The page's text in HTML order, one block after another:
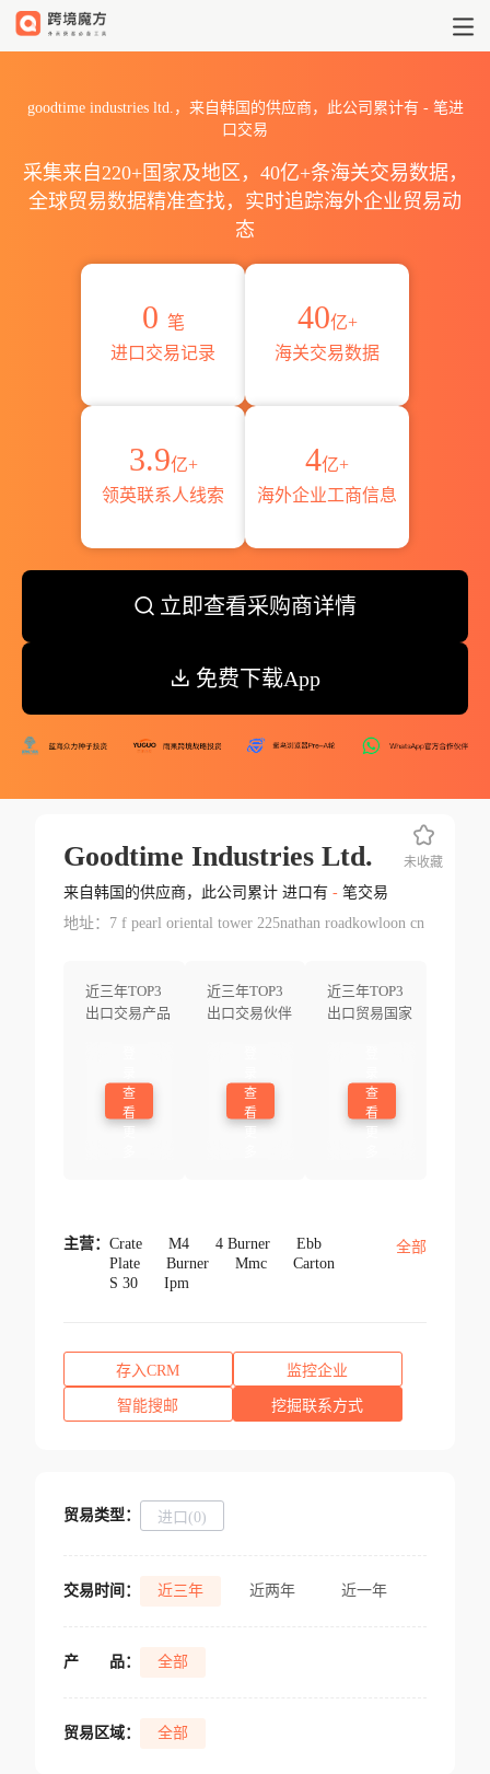
goodtime industries ltd.，来自韩国的供应商，此公司累计有 -笔进
口交易
采集来自220+国家及地区，40亿+条海关交易数据，
全球贸易数据精准查找，实时追踪海外企业贸易动
态
0 笔
进口交易记录
40亿+
海关交易数据
3.9亿+
领英联系人线索
4亿+
海外企业工商信息
立即查看采购商详情
免费下载App
Goodtime Industries Ltd.
来自韩国的供应商，此公司累计 进口有 -笔交易
地址：7 f pearl oriental tower 225nathan roadkowloon cn
近三年TOP3
出口交易产品
查
看
近三年TOP3
出口交易伙伴
查
看
近三年TOP3
出口贸易国家
查
看
未收藏
主营： Crate M4 4 Burner
Ebb
Plate
Burner Mmc
Carton
S 30
Ipm
全部
存入CRM 监控企业
智能搜邮 挖掘联系方式
贸易类型： 进口(0)
交易时间： 近三年 近两年 近一年
产 品： 全部
贸易区域： 全部